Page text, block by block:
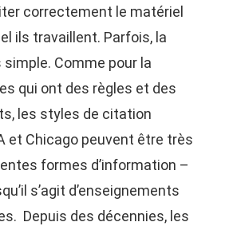
correctement le matériel
ils travaillent. Parfois, la
simple. Comme pour la
qui ont des règles et des
les styles de citation
et Chicago peuvent être très
formes d’information –
s’agit d’enseignements
Depuis des décennies, les